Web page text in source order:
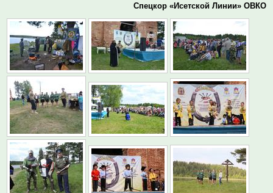
Спецкор «Исетской Линии» ОВКО